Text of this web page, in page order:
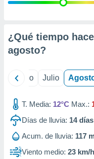
e
mediante
publicidad
de
1199
¿Qué tiempo
agosto?
Junio Julio
T. Media: 12°C Max.:
Días de lluvia: 14días
Acum. de lluvia: 117
Viento medio: 23 km/h